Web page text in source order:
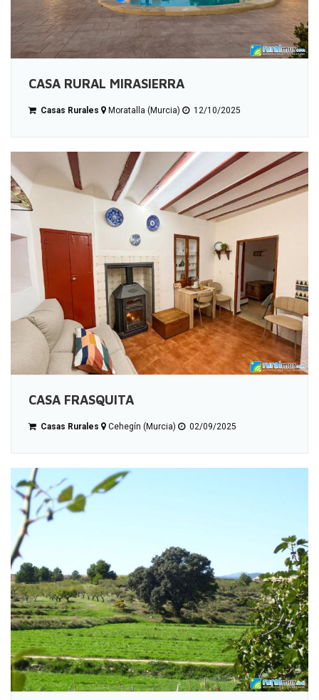
CASA RURAL MIRASIERRA
Casas Rurales Moratalla (Murcia) 12/10/2025
CASA FRASQUITA
Casas Rurales Cehegín (Murcia) 02/09/2025